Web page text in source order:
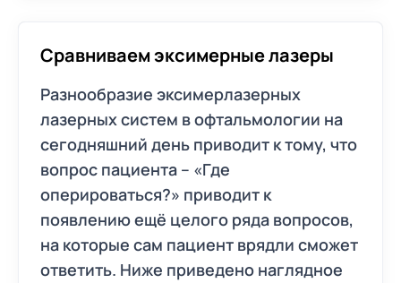
Сравниваем эксимерные лазеры
Разнообразие эксимерлазерных
лазерных систем в офтальмологии на
сегодняшний день приводит к тому, что
вопрос пациента – «Где
оперироваться?» приводит к
появлению ещё целого ряда вопросов,
на которые сам пациент врядли сможет
ответить. Ниже приведено наглядное